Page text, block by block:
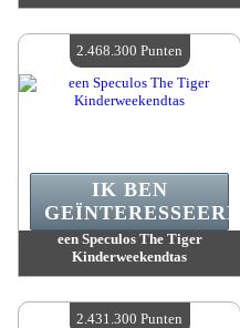
Beschikbare hoeveelheid :4
een Speculos The Tiger
Kinderweekendtas
Beschikbare hoeveelheid :4
IK BEN
GEÏNTERESSEERD.
2.468.300 Punten
2.431.300 Punten